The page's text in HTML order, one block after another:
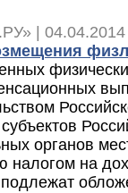
|
органов
на